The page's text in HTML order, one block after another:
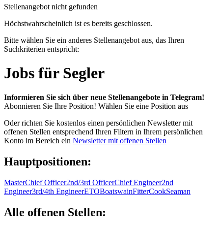
Stellenangebot nicht gefunden
Höchstwahrscheinlich ist es bereits geschlossen.
Bitte wählen Sie ein anderes Stellenangebot aus, das Ihren
Suchkriterien entspricht:
Jobs für Segler
Informieren Sie sich über neue Stellenangebote in Telegram!
Abonnieren Sie Ihre Position! Wählen Sie eine Position aus
Oder richten Sie kostenlos einen persönlichen Newsletter mit
offenen Stellen entsprechend Ihren Filtern in Ihrem persönlichen
Konto im Bereich ein Newsletter mit offenen Stellen
Hauptpositionen:
MasterChief Officer2nd/3rd OfficerChief Engineer2nd
Engineer3rd/4th EngineerETOBoatswainFitterCookSeaman
Alle offenen Stellen: